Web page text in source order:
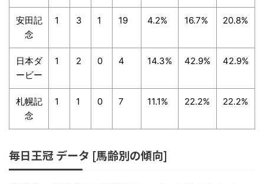
安田記
念
1 3 1 19 4.2% 16.7% 20.8%
日本ダ
ービー
1 2 0 4 14.3% 42.9% 42.9%
札幌記
念
1 1 0 7 11.1% 22.2% 22.2%
毎日王冠 データ [馬齢別の傾向]